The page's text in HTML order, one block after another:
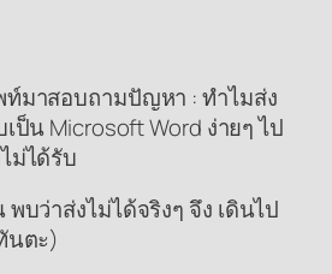
มาสอบถามปัญหา : ทำไมส่ง
ป็น Microsoft Word ง่ายๆ ไป
ม่ได้รับ
บว่าส่งไม่ได้จริงๆ จึง เดินไป
ตะ)